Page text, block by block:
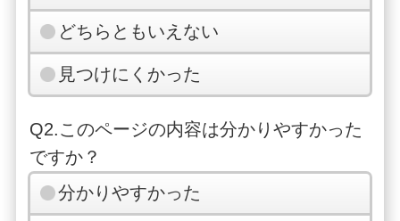
どちらともいえない
見つけにくかった
Q2.このページの内容は分かりやすかった
ですか？
分かりやすかった